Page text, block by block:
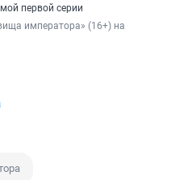
первой серии
императора» (16+) на